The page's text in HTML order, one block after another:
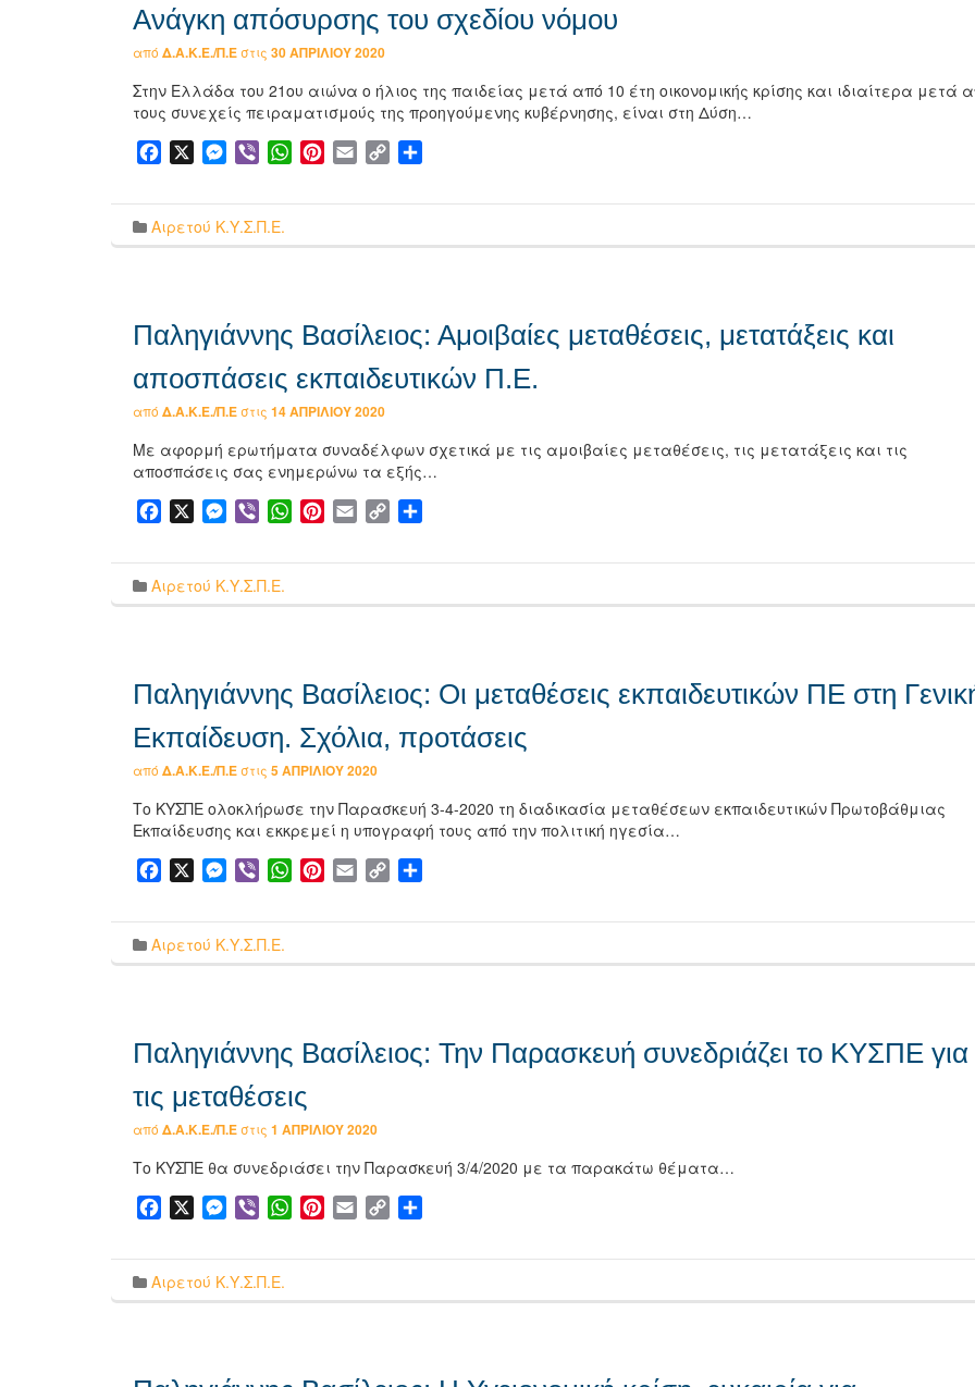
Ανάγκη απόσυρσης του σχεδίου νόμου
από Δ.Α.Κ.Ε./Π.Εστις 30 ΑΠΡΙΛΊΟΥ 2020
Στην Ελλάδα του 21ου αιώνα ο ήλιος της παιδείας μετά από 10 έτη οικονομικής κρίσης και ιδιαίτερα μετά
τους συνεχείς πειραματισμούς της προηγούμενης κυβέρνησης, είναι στη Δύση…
Facebook Messenger
Viber WhatsApp
Pinterest
Email Copy
Αιρετού Κ.Υ.Σ.Π.Ε.
Παληγιάννης Βασίλειος: Αμοιβαίες μεταθέσεις, μετατάξεις και
αποσπάσεις εκπαιδευτικών Π.Ε.
από Δ.Α.Κ.Ε./Π.Εστις 14 ΑΠΡΙΛΊΟΥ 2020
Με αφορμή ερωτήματα συναδέλφων σχετικά με τις αμοιβαίες μεταθέσεις, τις μετατάξεις και τις
αποσπάσεις σας ενημερώνω τα εξής…
Facebook Messenger
Viber WhatsApp
Pinterest
Email Copy
Αιρετού Κ.Υ.Σ.Π.Ε.
Παληγιάννης Βασίλειος: Οι μεταθέσεις εκπαιδευτικών ΠΕ στη
Εκπαίδευση. Σχόλια, προτάσεις
από Δ.Α.Κ.Ε./Π.Εστις 5 ΑΠΡΙΛΊΟΥ 2020
Το ΚΥΣΠΕ ολοκλήρωσε την Παρασκευή 3-4-2020 τη διαδικασία μεταθέσεων εκπαιδευτικών Πρωτοβάθμιας
Εκπαίδευσης και εκκρεμεί η υπογραφή τους από την πολιτική ηγεσία…
Facebook Messenger
Viber WhatsApp
Pinterest
Email Copy
Αιρετού Κ.Υ.Σ.Π.Ε.
Παληγιάννης Βασίλειος: Την Παρασκευή συνεδριάζει το ΚΥΣΠΕ για
τις μεταθέσεις
από Δ.Α.Κ.Ε./Π.Εστις 1 ΑΠΡΙΛΊΟΥ 2020
Το ΚΥΣΠΕ θα συνεδριάσει την Παρασκευή 3/4/2020 με τα παρακάτω θέματα…
Facebook Messenger
Viber WhatsApp
Pinterest
Email Copy
Αιρετού Κ.Υ.Σ.Π.Ε.